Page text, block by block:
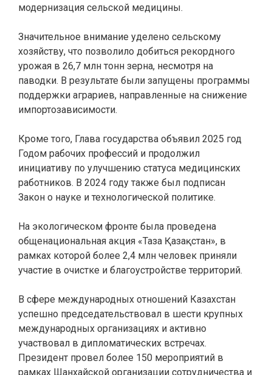
модернизация сельской медицины.
Значительное внимание уделено сельскому
хозяйству, что позволило добиться рекордного
урожая в 26,7 млн тонн зерна, несмотря на
паводки. В результате были запущены программы
поддержки аграриев, направленные на снижение
импортозависимости.
Кроме того, Глава государства объявил 2025 год
Годом рабочих профессий и продолжил
инициативу по улучшению статуса медицинских
работников. В 2024 году также был подписан
Закон о науке и технологической политике.
На экологическом фронте была проведена
общенациональная акция «Таза Қазақстан», в
рамках которой более 2,4 млн человек приняли
участие в очистке и благоустройстве территорий.
В сфере международных отношений Казахстан
успешно председательствовал в шести крупных
международных организациях и активно
участвовал в дипломатических встречах.
Президент провел более 150 мероприятий в
рамках Шанхайской организации сотрудничества и